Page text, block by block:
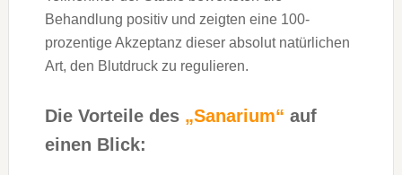
Behandlung positiv und zeigten eine 100-
prozentige Akzeptanz dieser absolut natürlichen
Art, den Blutdruck zu regulieren.
Die Vorteile des „Sanarium“ auf
einen Blick: